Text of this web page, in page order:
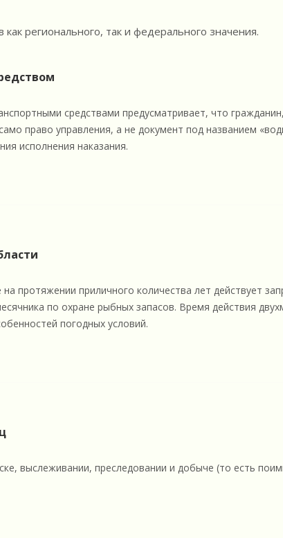
регионального, так и федерального значения.
средствами предусматривает, что
право управления, а не документ под названием
исполнения наказания.
протяжении приличного количества лет действует
по охране рыбных запасов. Время действия
погодных условий.
выслеживании, преследовании и добыче (то есть